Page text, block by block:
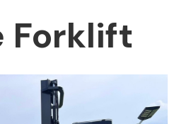
Forklift